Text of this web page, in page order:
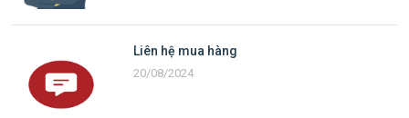
Liên hệ mua hàng
20/08/2024